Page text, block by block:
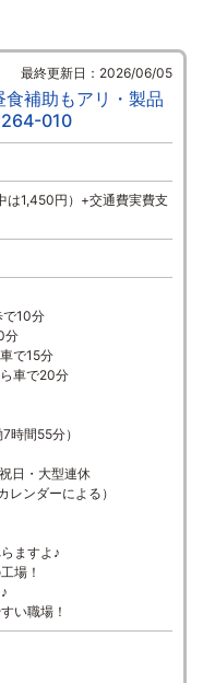
最終更新日：2026/06/05
補助もアリ・製品
010
1,450円）+交通費実費支
10分
15分
で20分
間55分）
日・大型連休
ダーによる）
ますよ♪
場！
い職場！